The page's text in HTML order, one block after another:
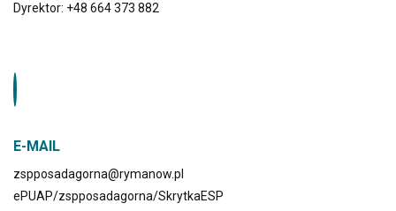
Dyrektor: +48 664 373 882
E-MAIL
zspposadagorna@rymanow.pl
ePUAP/zspposadagorna/SkrytkaESP